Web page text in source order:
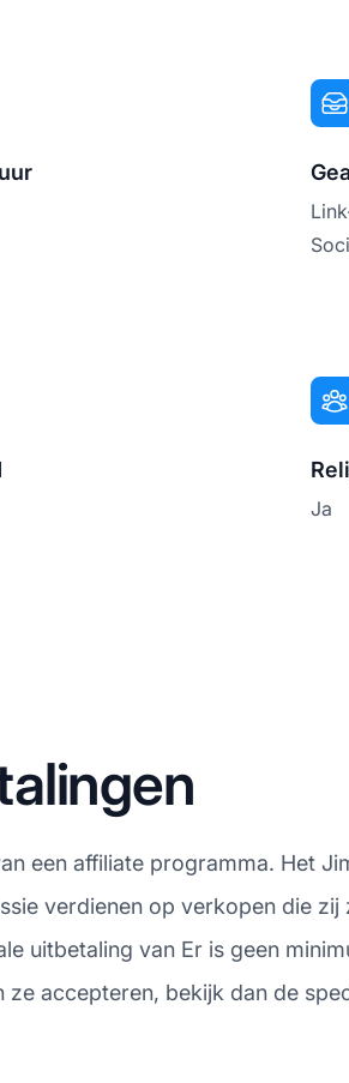
Ja
een affiliate programma. Het
verdienen op verkopen die
uitbetaling van Er is geen
accepteren, bekijk dan de